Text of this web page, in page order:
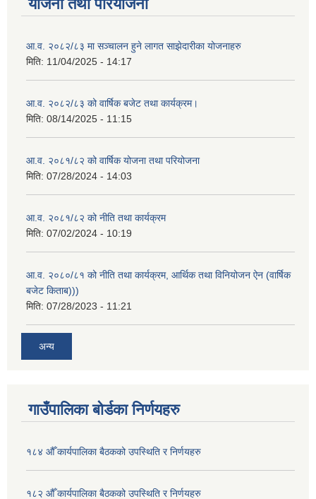
योजना तथा परियोजना
आ.व. २०८२/८३ मा सञ्चालन हुने लागत साझेदारीका योजनाहरु
मिति: 11/04/2025 - 14:17
आ.व. २०८२/८३ को वार्षिक बजेट तथा कार्यक्रम।
मिति: 08/14/2025 - 11:15
आ.व. २०८१/८२ को वार्षिक योजना तथा परियोजना
मिति: 07/28/2024 - 14:03
आ.व. २०८१/८२ को नीति तथा कार्यक्रम
मिति: 07/02/2024 - 10:19
आ.व. २०८०/८१ को नीति तथा कार्यक्रम, आर्थिक तथा विनियोजन ऐन (वार्षिक
बजेट किताब)))
मिति: 07/28/2023 - 11:21
अन्य
गाउँपालिका बोर्डका निर्णयहरु
१८४ औँ कार्यपालिका बैठकको उपस्थिति र निर्णयहरु
१८२ औँ कार्यपालिका बैठकको उपस्थिति र निर्णयहरु